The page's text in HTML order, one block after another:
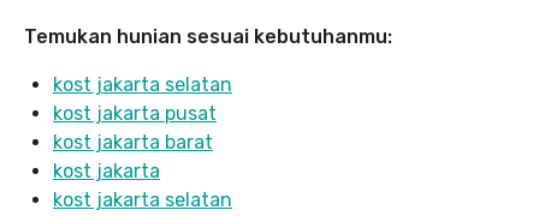
Temukan hunian sesuai kebutuhanmu:
kost jakarta selatan
kost jakarta pusat
kost jakarta barat
kost jakarta
kost jakarta selatan